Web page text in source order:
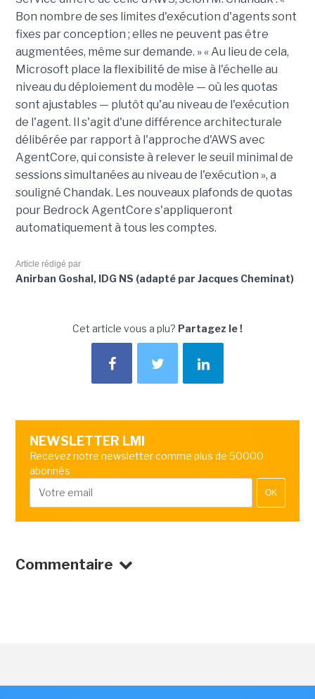
Bon nombre de ses limites d'exécution d'agents sont
fixes par conception ; elles ne peuvent pas être
augmentées, même sur demande. » « Au lieu de cela,
Microsoft place la flexibilité de mise à l'échelle au
niveau du déploiement du modèle — où les quotas
sont ajustables — plutôt qu'au niveau de l'exécution
de l'agent. Il s'agit d'une différence architecturale
délibérée par rapport à l'approche d'AWS avec
AgentCore, qui consiste à relever le seuil minimal de
sessions simultanées au niveau de l'exécution », a
souligné Chandak. Les nouveaux plafonds de quotas
pour Bedrock AgentCore s'appliqueront
automatiquement à tous les comptes.
Article rédigé par
Anirban Goshal, IDG NS (adapté par Jacques Cheminat)
Cet article vous a plu? Partagez le !
NEWSLETTER LMI
Recevez notre newsletter comme plus de 50000
abonnés
OK
Commentaire